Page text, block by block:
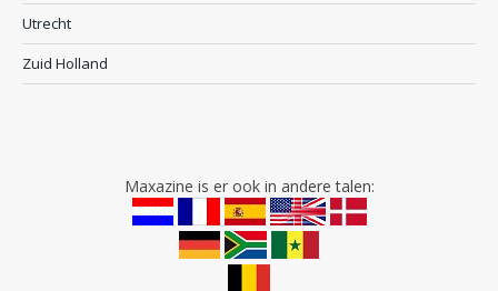
Utrecht
Zuid Holland
Maxazine is er ook in andere talen: